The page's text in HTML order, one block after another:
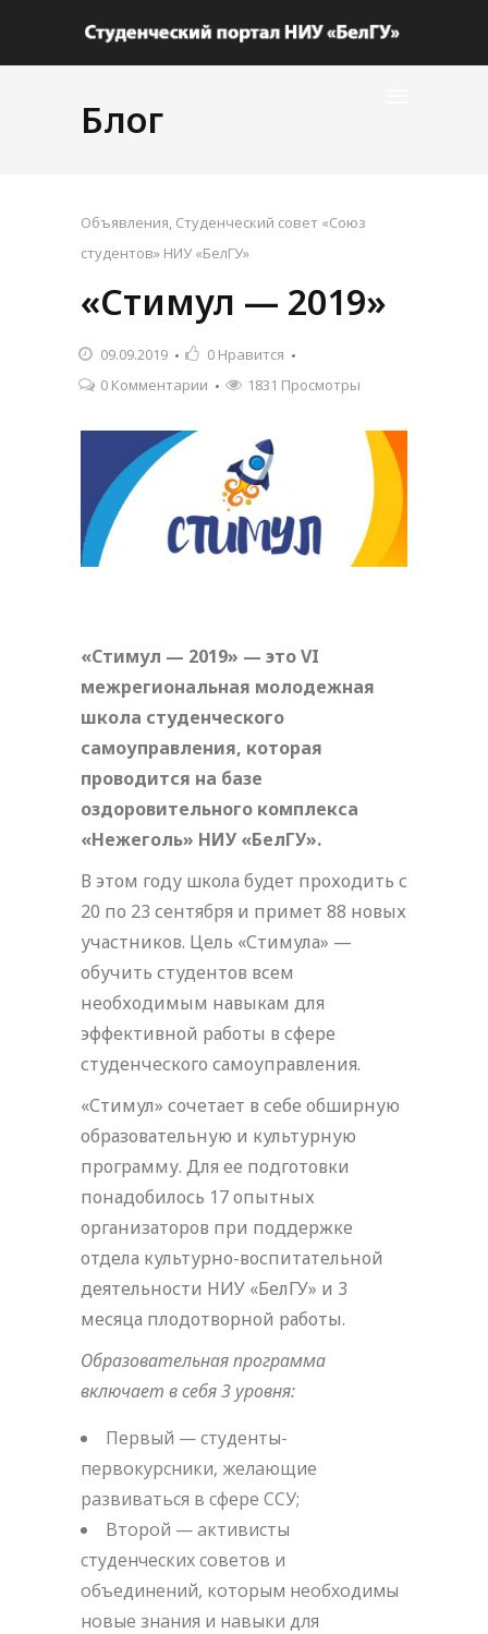
Блог
Объявления, Студенческий совет «Союз
студентов» НИУ «БелГУ»
«Стимул — 2019»
09.09.2019 0 Нравится
0 Комментарии
1831 Просмотры
«Стимул — 2019» — это VI
межрегиональная молодежная
школа студенческого
самоуправления, которая
проводится на базе
оздоровительного комплекса
«Нежеголь» НИУ «БелГУ».
В этом году школа будет проходить с
20 по 23 сентября и примет 88 новых
участников. Цель «Стимула» —
обучить студентов всем
необходимым навыкам для
эффективной работы в сфере
студенческого самоуправления.
«Стимул» сочетает в себе обширную
образовательную и культурную
программу. Для ее подготовки
понадобилось 17 опытных
организаторов при поддержке
отдела культурно-воспитательной
деятельности НИУ «БелГУ» и 3
месяца плодотворной работы.
Образовательная программа
включает в себя 3 уровня:
Первый — студенты-
первокурсники, желающие
развиваться в сфере ССУ;
Второй — активисты
студенческих советов и
объединений, которым необходимы
новые знания и навыки для